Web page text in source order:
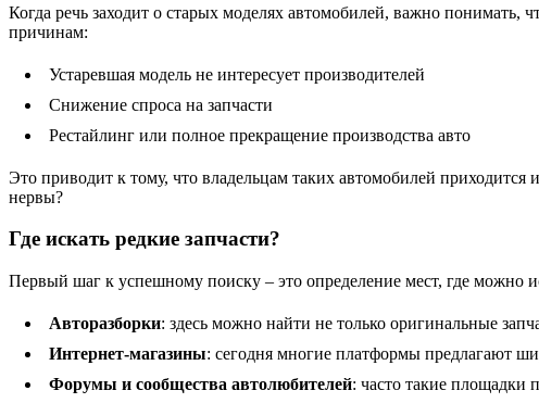
Когда речь заходит о старых моделях автомобилей, важно понимать,
причинам:
Устаревшая модель не интересует производителей
Снижение спроса на запчасти
Рестайлинг или полное прекращение производства авто
Это приводит к тому, что владельцам таких автомобилей приходится
нервы?
Где искать редкие запчасти?
Первый шаг к успешному поиску – это определение мест, где можно
Авторазборки: здесь можно найти не только оригинальные
Интернет-магазины: сегодня многие платформы предлагают
Форумы и сообщества автолюбителей: часто такие площадки